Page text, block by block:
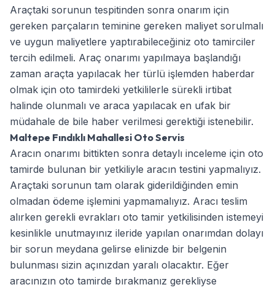
Araçtaki sorunun tespitinden sonra onarım için
gereken parçaların teminine gereken maliyet sorulmalı
ve uygun maliyetlere yaptırabileceğiniz oto tamirciler
tercih edilmeli. Araç onarımı yapılmaya başlandığı
zaman araçta yapılacak her türlü işlemden haberdar
olmak için oto tamirdeki yetkililerle sürekli irtibat
halinde olunmalı ve araca yapılacak en ufak bir
müdahale de bile haber verilmesi gerektiği istenebilir.
Maltepe Fındıklı Mahallesi Oto Servis
Aracın onarımı bittikten sonra detaylı inceleme için oto
tamirde bulunan bir yetkiliyle aracın testini yapmalıyız.
Araçtaki sorunun tam olarak giderildiğinden emin
olmadan ödeme işlemini yapmamalıyız. Aracı teslim
alırken gerekli evrakları oto tamir yetkilisinden istemeyi
kesinlikle unutmayınız ileride yapılan onarımdan dolayı
bir sorun meydana gelirse elinizde bir belgenin
bulunması sizin açınızdan yaralı olacaktır. Eğer
aracınızın oto tamirde bırakmanız gerekliyse